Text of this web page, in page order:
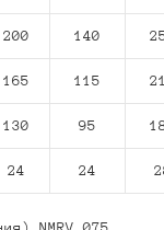
200 140
165 115
130 95
24 24